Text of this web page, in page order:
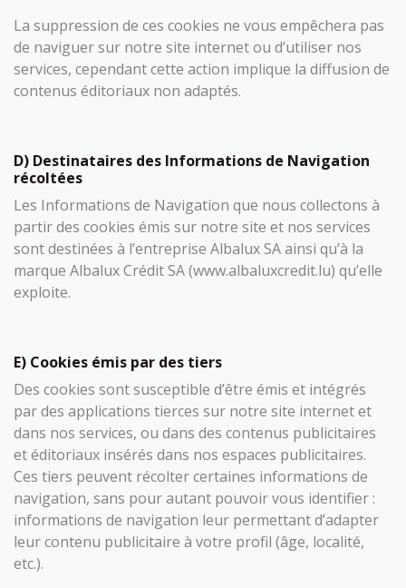
La suppression de ces cookies ne vous empêchera pas
de naviguer sur notre site internet ou d’utiliser nos
services, cependant cette action implique la diffusion de
contenus éditoriaux non adaptés.
D) Destinataires des Informations de Navigation
récoltées
Les Informations de Navigation que nous collectons à
partir des cookies émis sur notre site et nos services
sont destinées à l’entreprise Albalux SA ainsi qu’à la
marque Albalux Crédit SA (www.albaluxcredit.lu) qu’elle
exploite.
E) Cookies émis par des tiers
Des cookies sont susceptible d’être émis et intégrés
par des applications tierces sur notre site internet et
dans nos services, ou dans des contenus publicitaires
et éditoriaux insérés dans nos espaces publicitaires.
Ces tiers peuvent récolter certaines informations de
navigation, sans pour autant pouvoir vous identifier :
informations de navigation leur permettant d’adapter
leur contenu publicitaire à votre profil (âge, localité,
etc.).